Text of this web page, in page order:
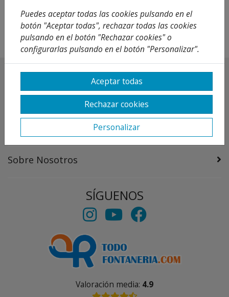
carrito
Destacado
Sobre Nosotros
SÍGUENOS
Valoración media: 4.9
Puedes aceptar todas las cookies pulsando en el
botón "Aceptar todas", rechazar todas las cookies
pulsando en el botón "Rechazar cookies" o
configurarlas pulsando en el botón "Personalizar".
Aceptar todas
Rechazar cookies
Personalizar